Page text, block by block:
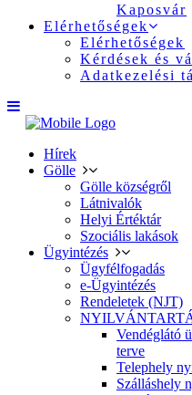
Kaposvár
Elérhetőségek
Elérhetőségek
Kérdések és
Adatkezelési
Hírek
Gölle
Gölle községről
Látnivalók
Helyi Értéktár
Szociális lakások
Ügyintézés
Ügyfélfogadás
e-Ügyintézés
Rendeletek (NJT)
Vendéglátó
terve
Telephely
Szálláshely